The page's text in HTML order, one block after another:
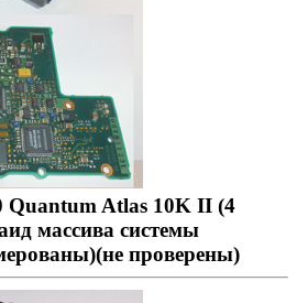
Quantum Atlas 10K II (4
массива системы
проверены)